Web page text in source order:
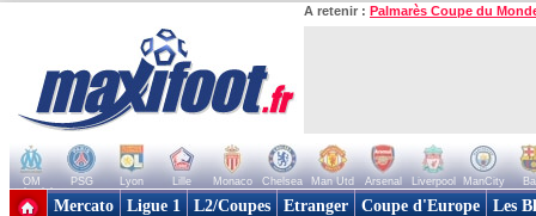
A retenir : Palmarès Coupe du
OM PSG Lyon Lille Monaco Chelsea Man Utd Arsenal Liverpool ManCity
+ de clubs
Mercato Ligue 1 L2/Coupes Etranger Coupe d'Europe Les